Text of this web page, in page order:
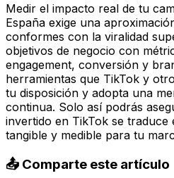
Medir el impacto real de tu
España exige una
conformes con la viralidad
objetivos de negocio con
engagement, conversión y
herramientas que TikTok y
tu disposición y adopta una
continua. Solo así podrás
invertido en TikTok se traduce
tangible y medible para tu
📤 Comparte este artículo